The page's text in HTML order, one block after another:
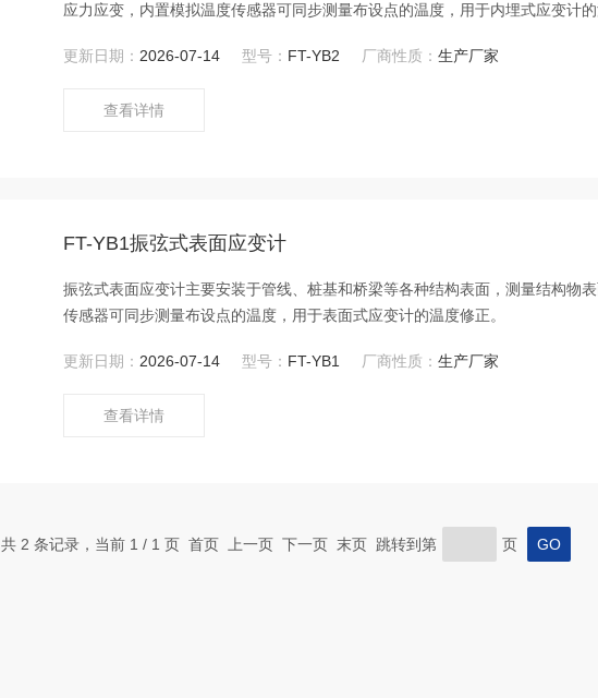
应⼒应变，内置模拟温度传感器可同步测量布设点的温度，⽤于内埋式应变计的
更新日期： 2026-07-14 型号： FT-YB2 厂商性质：生产厂家
查看详情
FT-YB1振弦式表面应变计
振弦式表面应变计主要安装于管线、桩基和桥梁等各种结构表⾯，测量结构物
传感器可同步测量布设点的温度，⽤于表⾯式应变计的温度修正。
更新日期： 2026-07-14 型号： FT-YB1 厂商性质：生产厂家
查看详情
共 2 条记录，当前 1 / 1 页 首页 上一页 下一页 末页 跳转到第 页